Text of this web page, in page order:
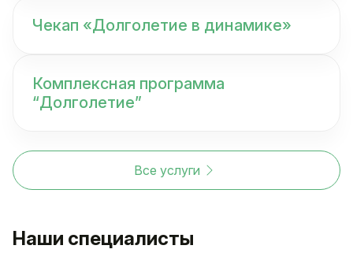
Чекап «Долголетие в динамике»
Комплексная программа
“Долголетие”
Все услуги
Наши специалисты